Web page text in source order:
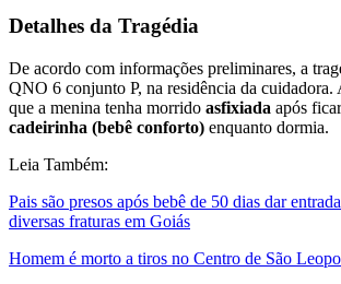
Detalhes da Tragédia
De acordo com informações preliminares, a
QNO 6 conjunto P, na residência da cuidadora.
que a menina tenha morrido asfixiada após
cadeirinha (bebê conforto) enquanto dormia.
Leia Também:
Pais são presos após bebê de 50 dias dar
diversas fraturas em Goiás
Homem é morto a tiros no Centro de São